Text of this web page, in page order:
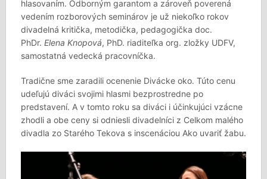
hlasovaním. Odborným garantom a zároveň poverená
vedením rozborových seminárov je už niekoľko rokov
divadelná kritička, metodička, pedagogička doc.
PhDr. Elena Knopová, PhD. riaditeľka org. zložky UDFV,
samostatná vedecká pracovníčka.
Tradične sme zaradili ocenenie Divácke oko. Túto cenu
udeľujú diváci svojimi hlasmi bezprostredne po
predstavení. A v tomto roku sa diváci i účinkujúci vzácne
zhodli a obe ceny si odniesli divadelníci z Celkom malého
divadla zo Starého Tekova s inscenáciou Ako uvariť žabu.